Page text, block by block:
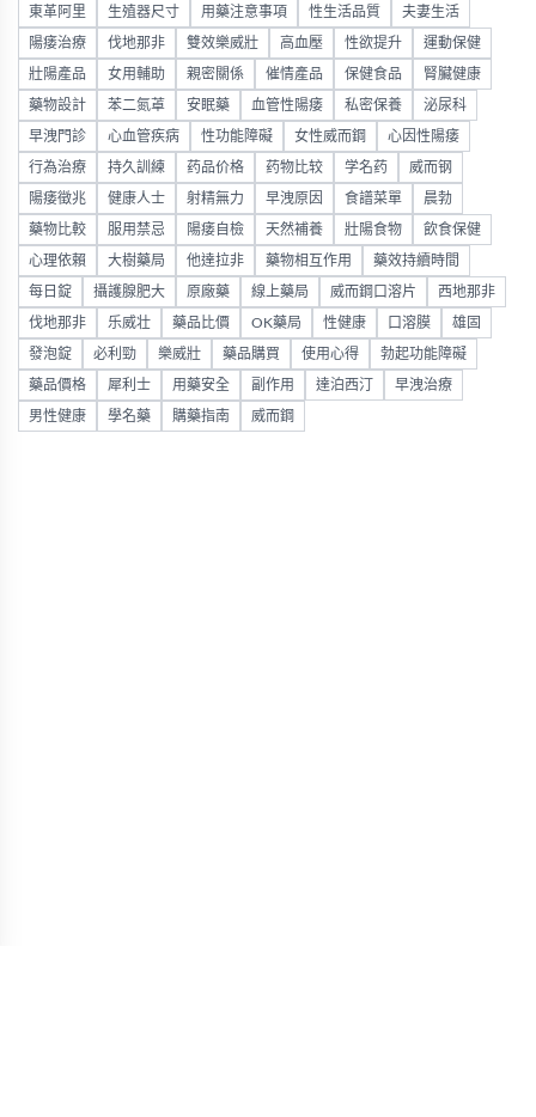
東革阿里 生殖器尺寸 用藥注意事項 性生活品質 夫妻生活
陽痿治療 伐地那非 雙效樂威壯 高血壓 性欲提升 運動保健
壯陽產品 女用輔助 親密關係 催情產品 保健食品 腎臟健康
藥物設計 苯二氮䓬 安眠藥 血管性陽痿 私密保養 泌尿科
早洩門診 心血管疾病 性功能障礙 女性威而鋼 心因性陽痿
行為治療 持久訓練 药品价格 药物比较 学名药 威而钢
陽痿徵兆 健康人士 射精無力 早洩原因 食譜菜單 晨勃
藥物比較 服用禁忌 陽痿自檢 天然補養 壯陽食物 飲食保健
心理依賴 大樹藥局 他達拉非 藥物相互作用 藥效持續時間
每日錠 攝護腺肥大 原廠藥 線上藥局 威而鋼口溶片 西地那非
伐地那非 乐威壮 藥品比價 OK藥局 性健康 口溶膜 雄固
發泡錠 必利勁 樂威壯 藥品購買 使用心得 勃起功能障礙
藥品價格 犀利士 用藥安全 副作用 達泊西汀 早洩治療
男性健康 學名藥 購藥指南 威而鋼